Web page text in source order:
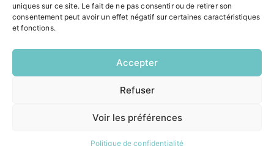
uniques sur ce site. Le fait de ne pas consentir ou de retirer son
consentement peut avoir un effet négatif sur certaines caractéristiques
et fonctions.
Accepter
Refuser
Voir les préférences
Politique de confidentialité
Formalités administratives
Restauration scolaire
Demander un composteur
INFORMATIONS LÉGALES